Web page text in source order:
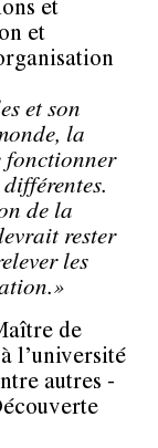
et
et
et son
la
fonctionner
de la
rester
les
de
l’université
autres -